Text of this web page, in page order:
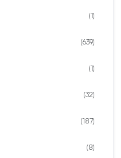
(1)
(639)
(1)
(32)
(187)
(8)